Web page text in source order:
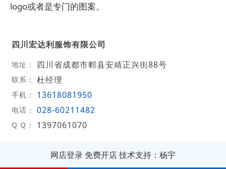
logo或者是专门的图案。
四川宏达利服饰有限公司
地址： 四川省成都市郫县安靖正兴街88号
联系： 杜经理
手机： 13618081950
电话： 028-60211482
Q Q： 1397061070
网店登录 免费开店技术支持：杨宇